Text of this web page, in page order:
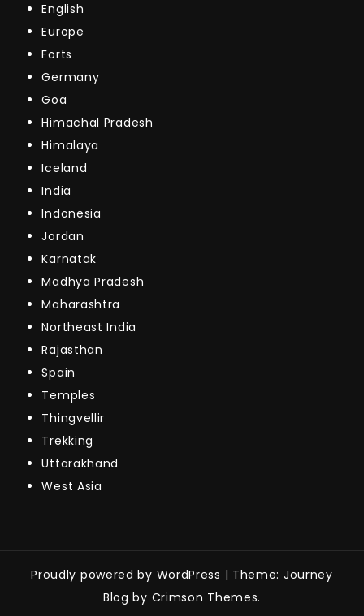
English
Europe
Forts
Germany
Goa
Himachal Pradesh
Himalaya
Iceland
India
Indonesia
Jordan
Karnatak
Madhya Pradesh
Maharashtra
Northeast India
Rajasthan
Spain
Temples
Thingvellir
Trekking
Uttarakhand
West Asia
Proudly powered by WordPress | Theme: Journey
Blog by Crimson Themes.